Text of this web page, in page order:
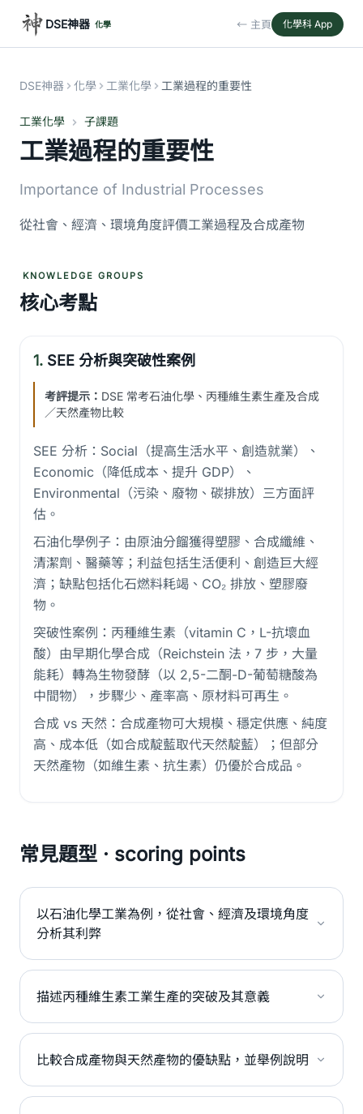
DSE神器 化學 ← 主頁 化學科 App
DSE神器 化學 工業化學 工業過程的重要性
工業化學 子課題
工業過程的重要性
Importance of Industrial Processes
從社會、經濟、環境角度評價工業過程及合成產物
KNOWLEDGE GROUPS
核心考點
1. SEE 分析與突破性案例
考評提示： DSE 常考石油化學、丙種維生素生產及合成
／天然產物比較
SEE 分析：Social（提高生活水平、創造就業）、
Economic（降低成本、提升 GDP）、
Environmental（污染、廢物、碳排放）三方面評
估。
石油化學例子：由原油分餾獲得塑膠、合成纖維、
清潔劑、醫藥等；利益包括生活便利、創造巨大經
濟；缺點包括化石燃料耗竭、CO₂ 排放、塑膠廢
物。
突破性案例：丙種維生素（vitamin C，L-抗壞血
酸）由早期化學合成（Reichstein 法，7 步，大量
能耗）轉為生物發酵（以 2,5-二酮-D-葡萄糖酸為
中間物），步驟少、產率高、原材料可再生。
合成 vs 天然：合成產物可大規模、穩定供應、純度
高、成本低（如合成靛藍取代天然靛藍）；但部分
天然產物（如維生素、抗生素）仍優於合成品。
常見題型 · scoring points
以石油化學工業為例，從社會、經濟及環境角度
分析其利弊
描述丙種維生素工業生產的突破及其意義
比較合成產物與天然產物的優缺點，並舉例說明